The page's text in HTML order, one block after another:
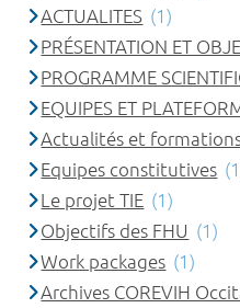
ACTUALITES (1)
PRÉSENTATION ET
PROGRAMME
EQUIPES ET
Actualités et
Equipes constitutives
Le projet TIE (1)
Objectifs des FHU (1)
Work packages (1)
Archives COREVIH